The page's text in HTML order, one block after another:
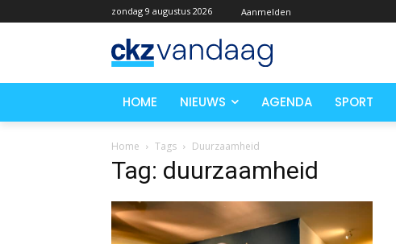
zondag 9 augustus 2026 Aanmelden
HOME NIEUWS AGENDA SPORT
Home Tags Duurzaamheid
Tag: duurzaamheid